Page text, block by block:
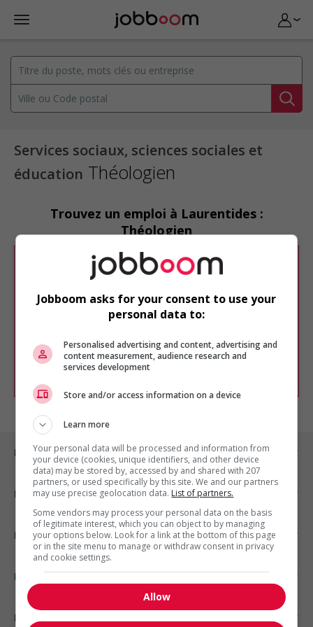
Services sociaux, sciences sociales et
éducation Théologien
Trouvez un emploi à Laurentides :
Théologien
Désolé, cette recherche n'a produit aucun
résultat.
Veuillez faire une nouvelle recherche.
Vous pouvez en tout temps utiliser nos
chercher un poste selon votre profil
d'intérêt en emploi en vousinscrivant
comme membre Jobboom.
Emplois par ville
Emplois par secteur
Emplois par statut
Emplois par type
Nos suggestions
Jobboom asks for your consent to use your
personal data to:
Personalised advertising and content, advertising and
content measurement, audience research and
services development
Store and/or access information on a device
Learn more
Your personal data will be processed and information from
your device (cookies, unique identifiers, and other device
data) may be stored by, accessed by and shared with 207
partners, or used specifically by this site. We and our partners
may use precise geolocation data. List of partners.
Some vendors may process your personal data on the basis
of legitimate interest, which you can object to by managing
your options below. Look for a link at the bottom of this page
or in the site menu to manage or withdraw consent in privacy
and cookie settings.
Allow